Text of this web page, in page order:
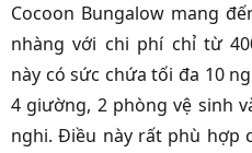
Cocoon Bungalow mang
nhàng với chi phí chỉ từ
này có sức chứa tối đa 10
4 giường, 2 phòng vệ sinh
nghi. Điều này rất phù hợp